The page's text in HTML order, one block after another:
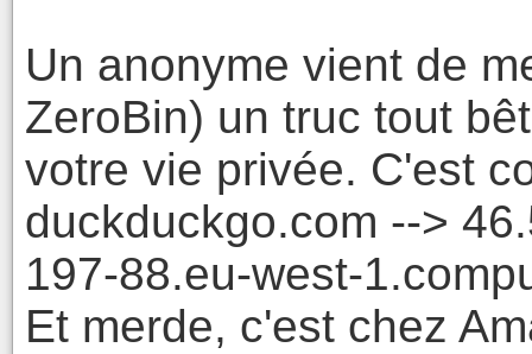
Un anonyme vient de
ZeroBin) un truc tout
votre vie privée. C'est
duckduckgo.com -->
197-88.eu-west-
Et merde, c'est chez